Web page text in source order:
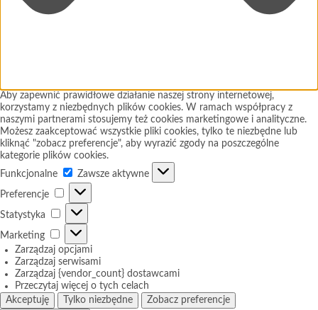
Aby zapewnić prawidłowe działanie naszej strony internetowej,
korzystamy z niezbędnych plików cookies. W ramach współpracy z
naszymi partnerami stosujemy też cookies marketingowe i analityczne.
Możesz zaakceptować wszystkie pliki cookies, tylko te niezbędne lub
kliknąć "zobacz preferencje", aby wyrazić zgody na poszczególne
kategorie plików cookies.
Funkcjonalne
Zawsze aktywne
Preferencje
Preferencje
Statystyka
Statystyka
Marketing
Marketing
Zarządzaj opcjami
Zarządzaj serwisami
Zarządzaj {vendor_count} dostawcami
Przeczytaj więcej o tych celach
Akceptuję
Tylko niezbędne
Zobacz preferencje